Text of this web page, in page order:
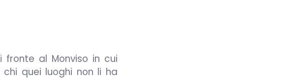
al Monviso in cui
quei luoghi non li ha